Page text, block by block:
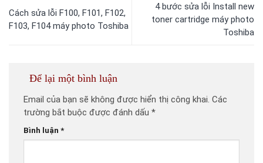
Cách sửa lỗi F100, F101, F102,
F103, F104 máy photo Toshiba
4 bước sửa lỗi Install new
toner cartridge máy photo
Toshiba
Để lại một bình luận
Email của bạn sẽ không được hiển thị công khai. Các
trường bắt buộc được đánh dấu *
Bình luận *